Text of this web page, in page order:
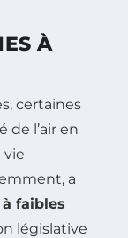
À
certaines
de l’air en
vie
a
faibles
législative